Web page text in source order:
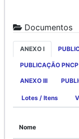
Documentos
ANEXO I
PUBLICAÇÃO PNCP
ANEXO III
Lotes / Itens
Nome